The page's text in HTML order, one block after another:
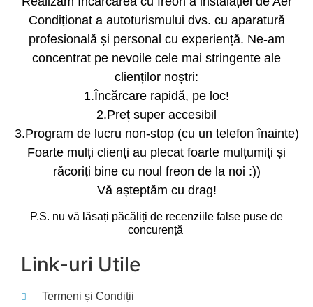
Condiționat a autoturismului dvs. cu aparatură
profesională și personal cu experiență. Ne-am
concentrat pe nevoile cele mai stringente ale
clienților noștri:
1.Încărcare rapidă, pe loc!
2.Preț super accesibil
3.Program de lucru non-stop (cu un telefon înainte)
Foarte mulți clienți au plecat foarte mulțumiți și
răcoriți bine cu noul freon de la noi :))
Vă așteptăm cu drag!
P.S. nu vă lăsați păcăliți de recenziile false puse de
concurență
Link-uri Utile
Termeni și Condiții